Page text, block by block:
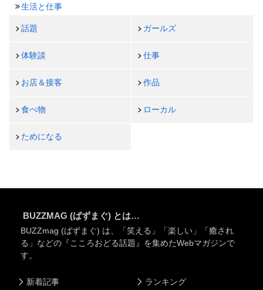
生活と仕事
話題 ガールズ
体験談 仕事
お店＆接客 作品
食べ物 ローカル
ためになる
BUZZMAG (ばずまぐ) とは…
BUZZmag (ばずまぐ) は、「笑える」「楽しい」「癒され
る」などの『こころおどる話題』を集めたWebマガジンで
す。
新着記事 ランキング